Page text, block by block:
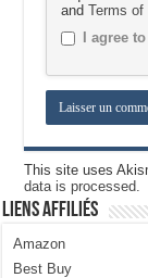
andTerms of
I agree
This site uses
data is processed.
Liens Affiliés
Amazon
Best Buy